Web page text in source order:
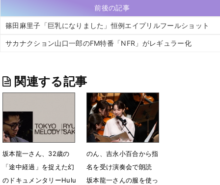
前後の記事
篠田麻里子「巨乳になりました」恒例エイプリルフールショット
サカナクション山口一郎のFM特番「NFR」がレギュラー化
関連する記事
坂本龍一さん、32歳の
「途中経過」を捉えた幻
のドキュメンタリーHulu
のん、吉永小百合から指
名を受け演奏会で朗読
坂本龍一さんの服を使っ